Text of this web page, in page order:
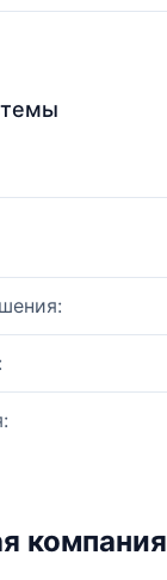
компания